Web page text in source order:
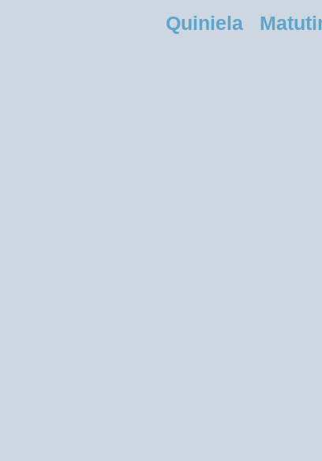
Quiniela